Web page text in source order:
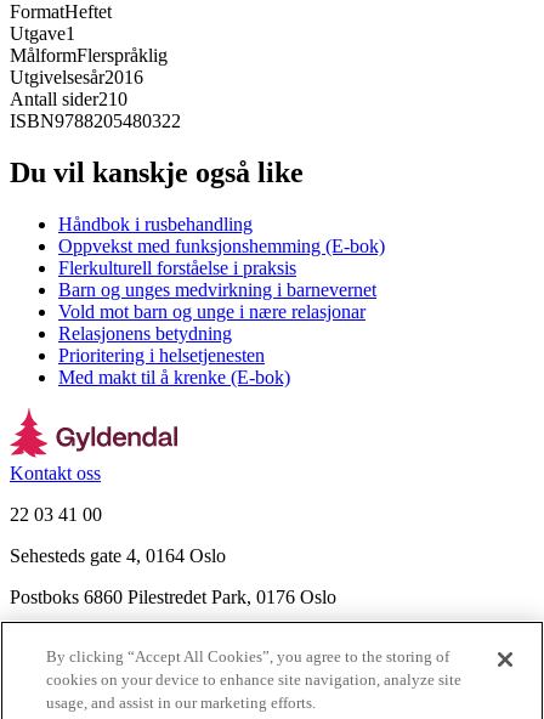
FormatHeftet
Utgave1
MålformFlerspråklig
Utgivelsesår2016
Antall sider210
ISBN9788205480322
Du vil kanskje også like
Håndbok i rusbehandling
Oppvekst med funksjonshemming (E-bok)
Flerkulturell forståelse i praksis
Barn og unges medvirkning i barnevernet
Vold mot barn og unge i nære relasjonar
Relasjonens betydning
Prioritering i helsetjenesten
Med makt til å krenke (E-bok)
Kontakt oss
22 03 41 00
Sehesteds gate 4, 0164 Oslo
Postboks 6860 Pilestredet Park, 0176 Oslo
Nyhetsbrev
Ledige stillinger
By clicking “Accept All Cookies”, you agree to the storing of
cookies on your device to enhance site navigation, analyze site
usage, and assist in our marketing efforts.